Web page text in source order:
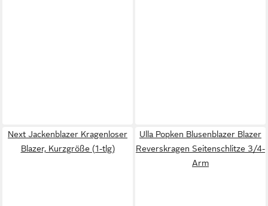
Next Jackenblazer Kragenloser
Blazer, Kurzgröße (1-tlg)
Ulla Popken Blusenblazer Blazer
Reverskragen Seitenschlitze 3/4-
Arm